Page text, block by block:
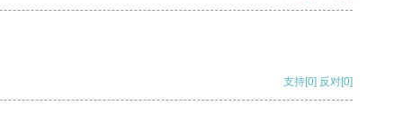
支持[0] 反对[0]